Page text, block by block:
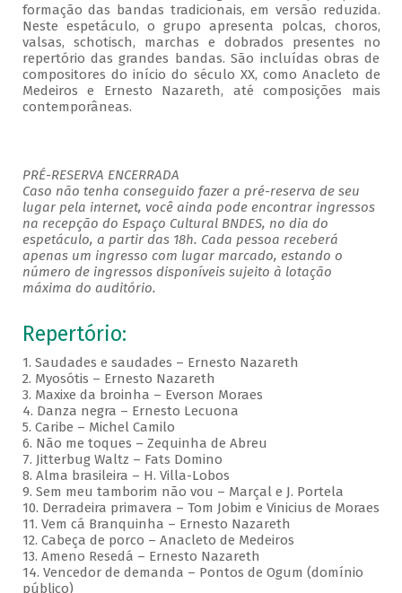
formação das bandas tradicionais, em versão reduzida.
Neste espetáculo, o grupo apresenta polcas, choros,
valsas, schotisch, marchas e dobrados presentes no
repertório das grandes bandas. São incluídas obras de
compositores do início do século XX, como Anacleto de
Medeiros e Ernesto Nazareth, até composições mais
contemporâneas.
PRÉ-RESERVA ENCERRADA
Caso não tenha conseguido fazer a pré-reserva de seu
lugar pela internet, você ainda pode encontrar ingressos
na recepção do Espaço Cultural BNDES, no dia do
espetáculo, a partir das 18h. Cada pessoa receberá
apenas um ingresso com lugar marcado, estando o
número de ingressos disponíveis sujeito à lotação
máxima do auditório.
Repertório:
1. Saudades e saudades – Ernesto Nazareth
2. Myosótis – Ernesto Nazareth
3. Maxixe da broinha – Everson Moraes
4. Danza negra – Ernesto Lecuona
5. Caribe – Michel Camilo
6. Não me toques – Zequinha de Abreu
7. Jitterbug Waltz – Fats Domino
8. Alma brasileira – H. Villa-Lobos
9. Sem meu tamborim não vou – Marçal e J. Portela
10. Derradeira primavera – Tom Jobim e Vinicius de Moraes
11. Vem cá Branquinha – Ernesto Nazareth
12. Cabeça de porco – Anacleto de Medeiros
13. Ameno Resedá – Ernesto Nazareth
14. Vencedor de demanda – Pontos de Ogum (domínio
público)